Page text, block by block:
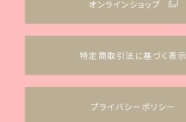
オンラインショップ
特定商取引法に基づく表示
プライバシーポリシー